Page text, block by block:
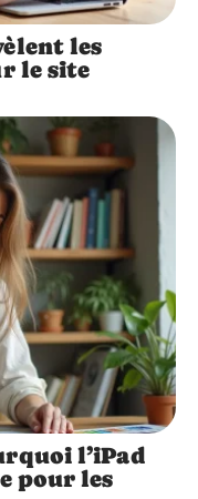
les
le site
l’iPad
pour les